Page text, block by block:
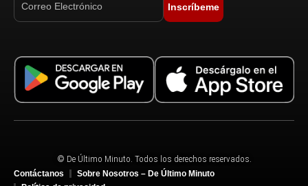
Inscríbeme
© De Último Minuto. Todos los derechos reservados.
Contáctanos
Sobre Nosotros – De Último Minuto